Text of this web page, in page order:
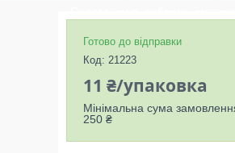
Готово до відправки
Код: 21223
11 ₴/упаковка
Мінімальна сума
250 ₴